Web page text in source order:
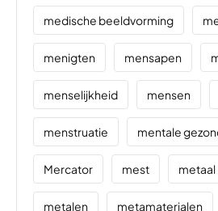
medische beeldvorming
menigten mensapen
menselijkheid mensen
menstruatie mentale
Mercator mest metaal
metalen metamaterialen